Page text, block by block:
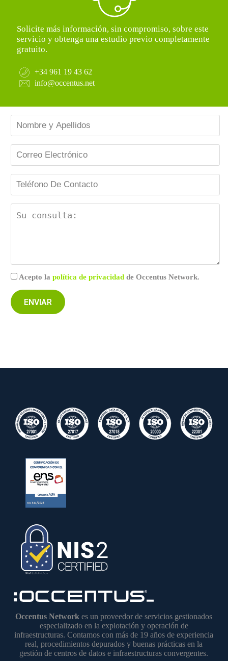
Solicite más información, sin compromiso, sobre este
servicio y obtenga una estudio previo completamente
gratuito.
+34 961 19 43 62
info@occentus.net
Acepto la política de privacidad de Occentus Network.
Occentus Network es un proveedor de servicios gestionados
especializado en la explotación y operación de
infraestructuras. Contamos con más de 19 años de experiencia
real, procedimientos depurados y buenas prácticas en la
gestión de centros de datos e infraestructuras convergentes.